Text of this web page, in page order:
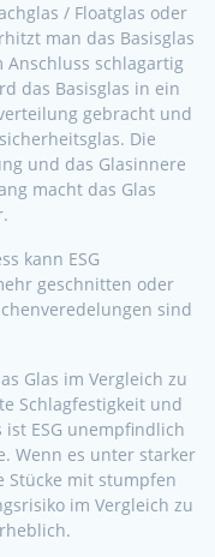
/ Floatglas oder
man das Basisglas
schlagartig
das Basisglas in ein
gebracht und
Die
und das Glasinnere
macht das Glas
kann ESG
geschnitten oder
sind
Glas im Vergleich zu
Schlagfestigkeit und
ESG unempfindlich
Wenn es unter starker
Stücke mit stumpfen
im Vergleich zu